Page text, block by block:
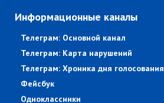
Информационные каналы
Телеграм: Основной канал
Телеграм: Карта нарушений
Телеграм: Хроника дня голосования
Фейсбук
Одноклассники